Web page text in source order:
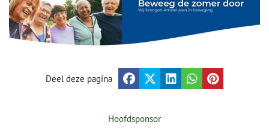
Deel deze pagina
Hoofdsponsor